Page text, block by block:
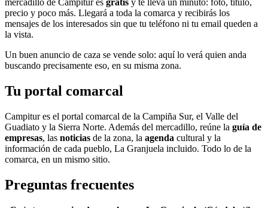
mercadillo de Campitur es gratis y te lleva un minuto: foto, título,
precio y poco más. Llegará a toda la comarca y recibirás los
mensajes de los interesados sin que tu teléfono ni tu email queden a
la vista.
Un buen anuncio de caza se vende solo: aquí lo verá quien anda
buscando precisamente eso, en su misma zona.
Tu portal comarcal
Campitur es el portal comarcal de la Campiña Sur, el Valle del
Guadiato y la Sierra Norte. Además del mercadillo, reúne la guía de
empresas, las noticias de la zona, la agenda cultural y la
información de cada pueblo, La Granjuela incluido. Todo lo de la
comarca, en un mismo sitio.
Preguntas frecuentes